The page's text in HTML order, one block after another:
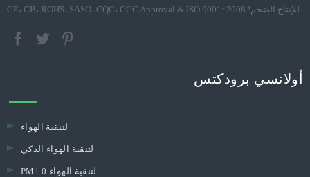
للإنتاج الضخم! CE، CB، ROHS، SASO، CQC، CCC Approval & ISO 9001: 2008
أولانسي برودكتس
لتنقية الهواء
لتنقية الهواء الذكي
PM1.0 لتنقية الهواء